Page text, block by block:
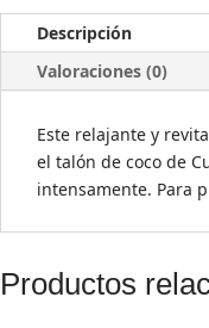
ARGÁN
453GR
Descripción
Valoraciones (0)
Este relajante y
el talón de coco de
intensamente. Para
Productos